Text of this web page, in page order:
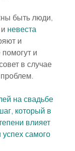
быть люди,
и невеста
и
и
в случае
на свадьбе
который в
влияет
самого